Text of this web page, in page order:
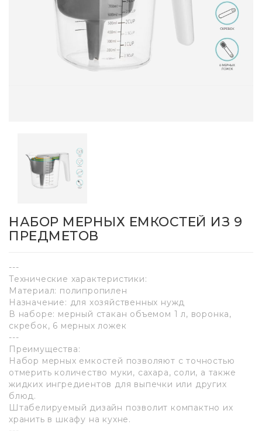
НАБОР МЕРНЫХ ЕМКОСТЕЙ ИЗ 9
ПРЕДМЕТОВ
---
Технические характеристики:
Материал: полипропилен
Назначение: для хозяйственных нужд
В наборе: мерный стакан объемом 1 л, воронка,
скребок, 6 мерных ложек
---
Преимущества:
Набор мерных емкостей позволяют с точностью
отмерить количество муки, сахара, соли, а также
жидких ингредиентов для выпечки или других
блюд.
Штабелируемый дизайн позволит компактно их
хранить в шкафу на кухне.